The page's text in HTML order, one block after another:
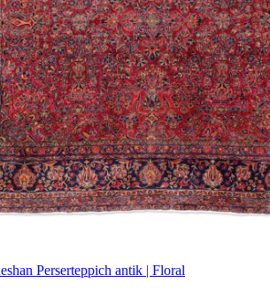
Perserteppich antik | Floral